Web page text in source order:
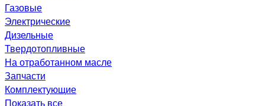
Газовые
Электрические
Дизельные
Твердотопливные
На отработанном масле
Запчасти
Комплектующие
Показать все